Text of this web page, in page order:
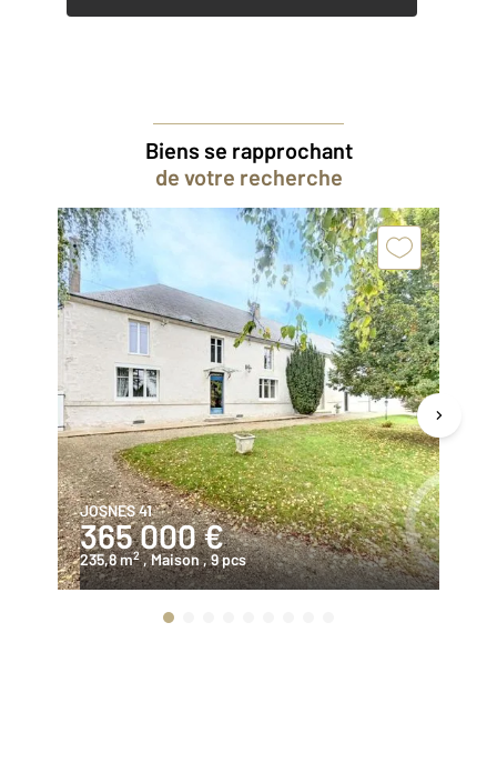
Biens se rapprochant
de votre recherche
JOSNES 41
365 000 €
235,8 m2 , Maison, 9 pcs